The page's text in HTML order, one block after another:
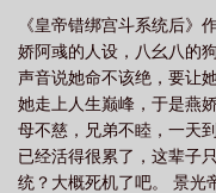
《皇帝错绑宫斗系统后》
娇阿彧的人设，八幺八的
声音说她命不该绝，要让
她走上人生巅峰，于是燕
母不慈，兄弟不睦，一天
已经活得很累了，这辈子
统？大概死机了吧。 景光